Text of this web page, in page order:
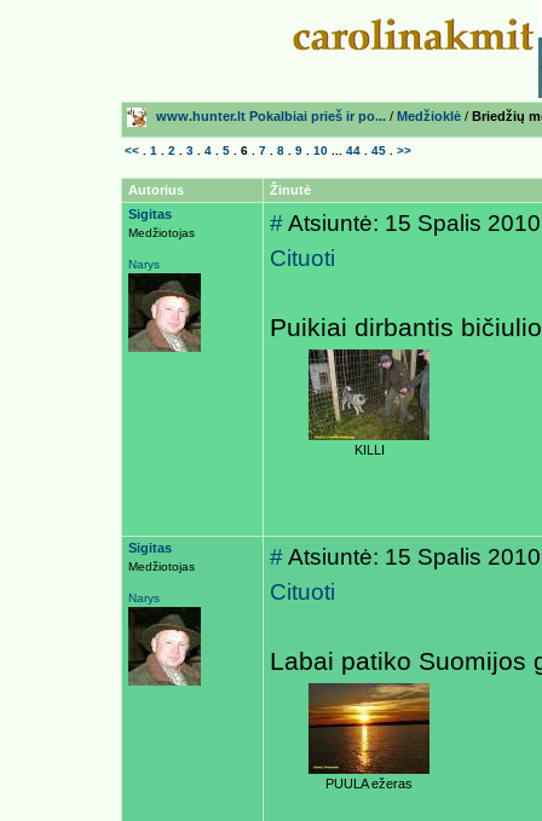
www.hunter.lt Pokalbiai prieš ir po... / Medžioklė / Briedžių
<< 1 2 3 4 5 6 7 8 9 10 44 45 >>
Autorius
Žinutė
Sigitas
Medžiotojas
Narys
#Atsiuntė: 15 Spalis
Cituoti
Puikiai dirbantis
KILLI
Sigitas
Medžiotojas
Narys
#Atsiuntė: 15 Spalis
Cituoti
Labai patiko Suomijos
PUULA ežeras